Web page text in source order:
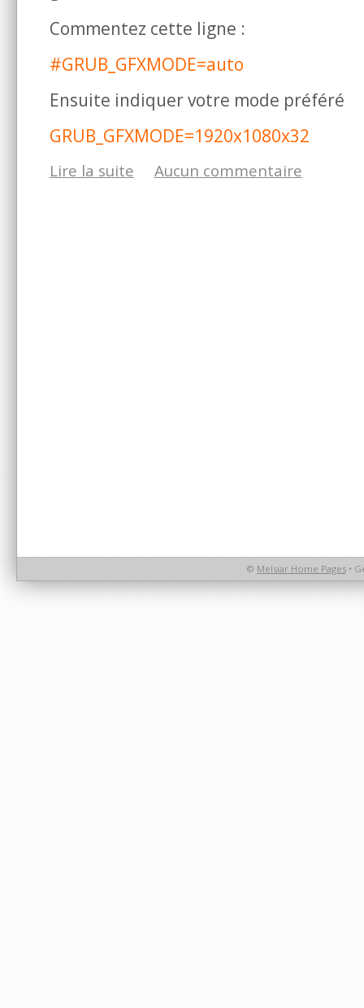
Commentez cette ligne :
#GRUB_GFXMODE=auto
Ensuite indiquer votre mode préféré
GRUB_GFXMODE=1920x1080x32
Lire la suite Aucun commentaire
© Melsiar Home Pages •